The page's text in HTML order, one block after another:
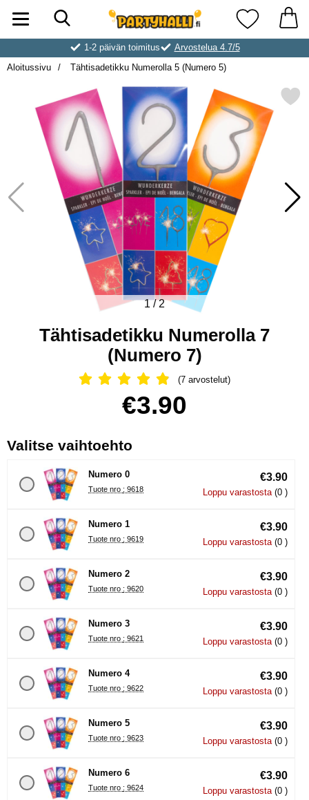
Ostoskori laajennettu Partyhallen AB
Suosikkini
1-2 päivän toimitus
Arvostelua 4.7/5
Aloitussivu
Tähtisadetikku Numerolla 5 (Numero 5)
Merkitse tähtisadetikku
1/2
Tähtisadetikku Numerolla 7
(Numero 7)
Arvostelu: 4.86 Tähdet, Ohita kaikki
(7 arvostelut)
hinta
€3.90
Valitse vaihtoehto
Numero 0
Tuote nro : 9618
€3.90
Loppu varastosta (0 )
Numero 1
Tuote nro : 9619
€3.90
Loppu varastosta (0 )
Numero 2
Tuote nro : 9620
€3.90
Loppu varastosta (0 )
Numero 3
Tuote nro : 9621
€3.90
Loppu varastosta (0 )
Numero 4
Tuote nro : 9622
€3.90
Loppu varastosta (0 )
Numero 5
Tuote nro : 9623
€3.90
Loppu varastosta (0 )
Numero 6
Tuote nro : 9624
€3.90
Loppu varastosta (0 )